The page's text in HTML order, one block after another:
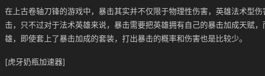
在上古卷轴刀锋的游戏中，暴击其实并不仅限于物理性伤害，英雄法术型
击，只不过对于法术英雄来说，暴击需要把英雄拥有自己的暴击加成天赋
雄，即使套上了暴击加成的套装，打出暴击的概率和伤害也是比较少。
[虎牙奶瓶加速器]